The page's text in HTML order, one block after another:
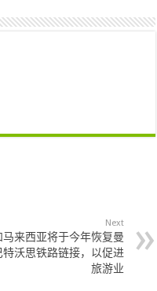
Next
马来西亚将于今年恢复曼
特沃思铁路链接，以促进
旅游业